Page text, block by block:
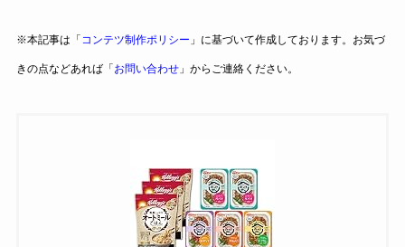
※本記事は「 コンテツ制作ポリシー 」に基づいて作成しております。お気づ
きの点などあれば「お問い合わせ」からご連絡ください。